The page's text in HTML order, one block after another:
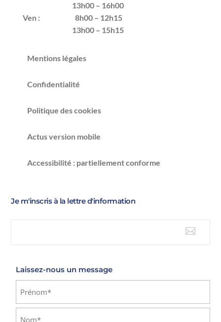
13h00 – 16h00
Ven :
8h00 – 12h15
13h00 – 15h15
Mentions légales
Confidentialité
Politique des cookies
Actus version mobile
Accessibilité : partiellement conforme
Je m'inscris à la lettre d'information

Laissez-nous un message
Prénom